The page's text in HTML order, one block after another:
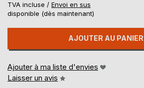
TVA incluse / Envoi en sus
disponible (dès maintenant)
AJOUTER AU PANIER
Ajouter à ma liste d'envies
Laisser un avis